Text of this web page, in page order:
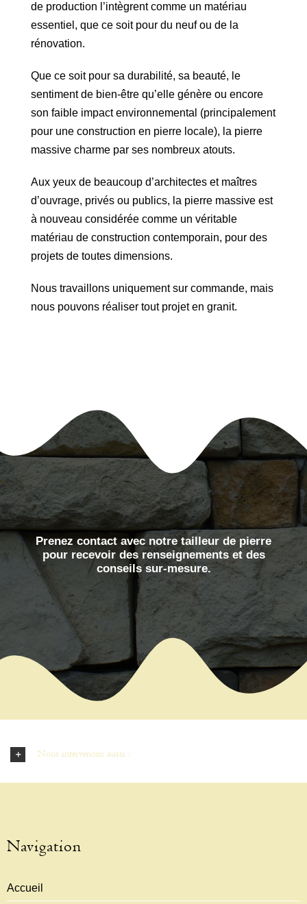
de production l’intègrent comme un matériau
essentiel, que ce soit pour du neuf ou de la
rénovation.
Que ce soit pour sa durabilité, sa beauté, le
sentiment de bien-être qu’elle génère ou encore
son faible impact environnemental (principalement
pour une construction en pierre locale), la pierre
massive charme par ses nombreux atouts.
Aux yeux de beaucoup d’architectes et maîtres
d’ouvrage, privés ou publics, la pierre massive est
à nouveau considérée comme un véritable
matériau de construction contemporain, pour des
projets de toutes dimensions.
Nous travaillons uniquement sur commande, mais
nous pouvons réaliser tout projet en granit.
Prenez contact avec notre tailleur de pierre
pour recevoir des renseignements et des
conseils sur-mesure.
Nous intervenons aussi :
Navigation
Accueil